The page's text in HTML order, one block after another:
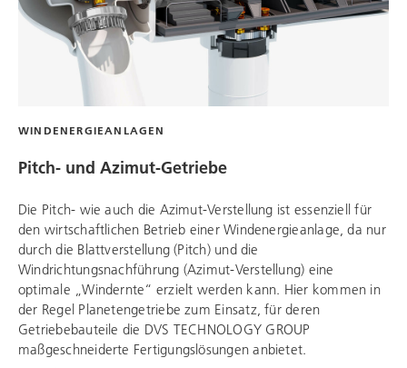
WINDENERGIEANLAGEN
Pitch- und Azimut-Getriebe
Die Pitch- wie auch die Azimut-Verstellung ist essenziell für
den wirtschaftlichen Betrieb einer Windenergieanlage, da nur
durch die Blattverstellung (Pitch) und die
Windrichtungsnachführung (Azimut-Verstellung) eine
optimale „Windernte“ erzielt werden kann. Hier kommen in
der Regel Planetengetriebe zum Einsatz, für deren
Getriebebauteile die DVS TECHNOLOGY GROUP
maßgeschneiderte Fertigungslösungen anbietet.